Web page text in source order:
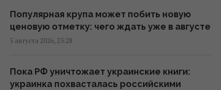
Украина была "уступчивой"
20:15 среда, 05 августа 2026
ходить медведи": нардеп назвал слабое
место России
Популярная крупа может побить новую
ценовую отметку: чего ждать уже в августе
5 августа 2026, 23:28
Пока РФ уничтожает украинские книги:
украинка похвасталась российскими